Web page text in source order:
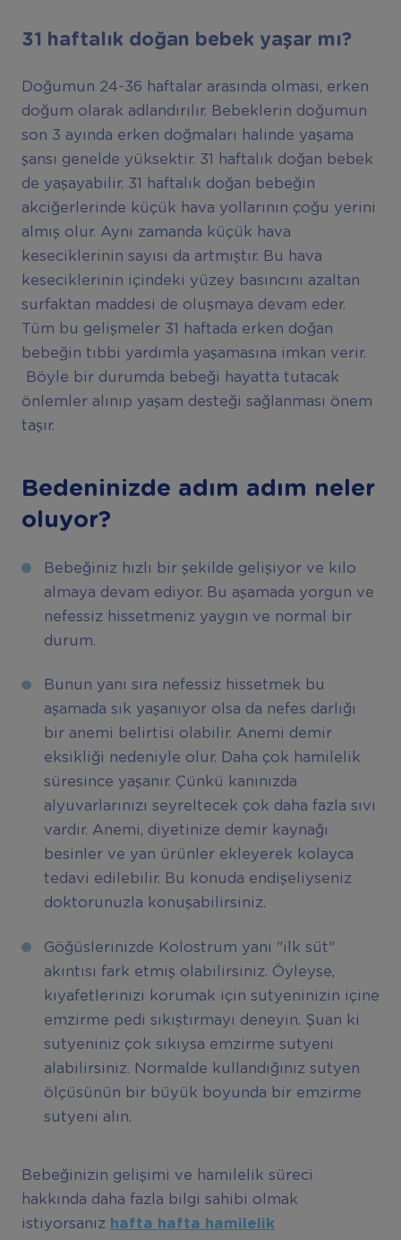
31 haftalık doğan bebek yaşar mı?
Doğumun 24-36 haftalar arasında olması, erken
doğum olarak adlandırılır. Bebeklerin doğumun
son 3 ayında erken doğmaları halinde yaşama
şansı genelde yüksektir. 31 haftalık doğan bebek
de yaşayabilir. 31 haftalık doğan bebeğin
akciğerlerinde küçük hava yollarının çoğu yerini
almış olur. Aynı zamanda küçük hava
keseciklerinin sayısı da artmıştır. Bu hava
keseciklerinin içindeki yüzey basıncını azaltan
surfaktan maddesi de oluşmaya devam eder.
Tüm bu gelişmeler 31 haftada erken doğan
bebeğin tıbbi yardımla yaşamasına imkan verir.
Böyle bir durumda bebeği hayatta tutacak
önlemler alınıp yaşam desteği sağlanması önem
taşır.
Bedeninizde adım adım neler
oluyor?
Bebeğiniz hızlı bir şekilde gelişiyor ve kilo
almaya devam ediyor. Bu aşamada yorgun ve
nefessiz hissetmeniz yaygın ve normal bir
durum.
Bunun yanı sıra nefessiz hissetmek bu
aşamada sık yaşanıyor olsa da nefes darlığı
bir anemi belirtisi olabilir. Anemi demir
eksikliği nedeniyle olur. Daha çok hamilelik
süresince yaşanır. Çünkü kanınızda
alyuvarlarınızı seyreltecek çok daha fazla sıvı
vardır. Anemi, diyetinize demir kaynağı
besinler ve yan ürünler ekleyerek kolayca
tedavi edilebilir. Bu konuda endişeliyseniz
doktorunuzla konuşabilirsiniz.
Göğüslerinizde Kolostrum yani "ilk süt"
akıntısı fark etmiş olabilirsiniz. Öyleyse,
kıyafetlerinizi korumak için sutyeninizin içine
emzirme pedi sıkıştırmayı deneyin. Şuan ki
sutyeniniz çok sıkıysa emzirme sutyeni
alabilirsiniz. Normalde kullandığınız sutyen
ölçüsünün bir büyük boyunda bir emzirme
sutyeni alın.
Bebeğinizin gelişimi ve hamilelik süreci
hakkında daha fazla bilgi sahibi olmak
istiyorsanız hafta hafta hamilelik